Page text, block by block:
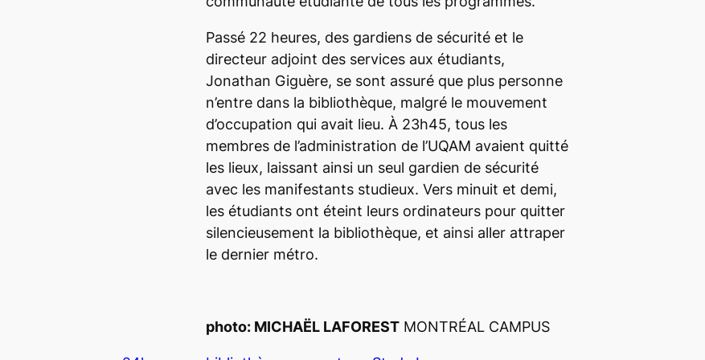
Passé 22 heures, des gardiens de sécurité et le
directeur adjoint des services aux étudiants,
Jonathan Giguère, se sont assuré que plus personne
n’entre dans la bibliothèque, malgré le mouvement
d’occupation qui avait lieu. À 23h45, tous les
membres de l’administration de l’UQAM avaient quitté
les lieux, laissant ainsi un seul gardien de sécurité
avec les manifestants studieux. Vers minuit et demi,
les étudiants ont éteint leurs ordinateurs pour quitter
silencieusement la bibliothèque, et ainsi aller attraper
le dernier métro.
photo: MICHAËL LAFOREST MONTRÉAL CAMPUS